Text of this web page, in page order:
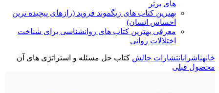
های برتر
بهترین کتاب های زیگموند فروید (رازهای پیچیده ترین
احساس انسان)
معرفی بهترین کتاب های روانشناسی برای شناخت
اختلالات روانی
خانهناشرانانتشارات چالش کتاب حل مسئله و استراتژی های آن
محصول قبلی